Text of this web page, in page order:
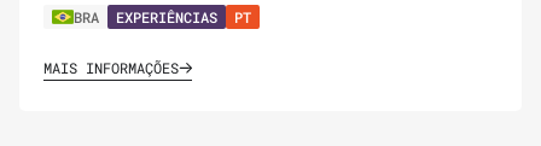
BRA EXPERIÊNCIAS PT
MAIS INFORMAÇÕES